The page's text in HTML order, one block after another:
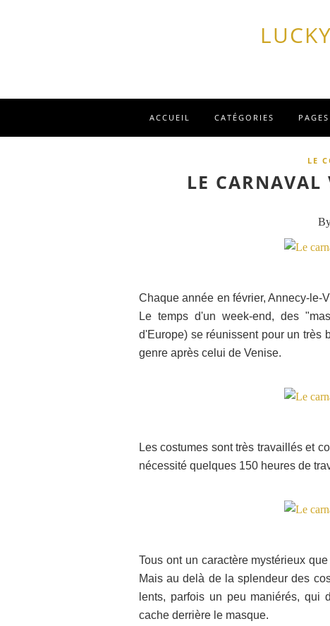
ACCUEIL CATÉGORIES PAGES
LE
LE
Chaque année en février, Annecy-le-
Le temps d'un week-end, des
d'Europe) se réunissent pour un très
genre après celui de Venise.
Les costumes sont très travaillés et
nécessité quelques 150 heures de
Tous ont un caractère mystérieux
Mais au delà de la splendeur des
lents, parfois un peu maniérés, qui
cache derrière le masque.